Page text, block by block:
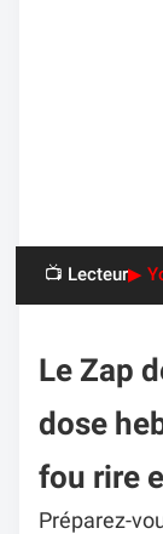
📺 Lecteur▶
Le Zap
dose
fou rire
Préparez-